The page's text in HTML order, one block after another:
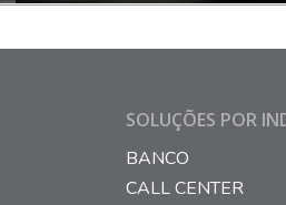
SOLUÇÕES POR
BANCO
CALL CENTER